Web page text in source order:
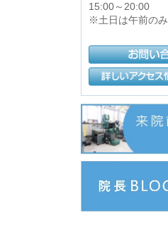
15:00～20:00
※土日は午前のみ